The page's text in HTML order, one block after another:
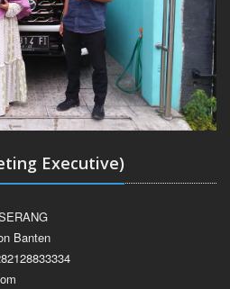
Executive)
Banten